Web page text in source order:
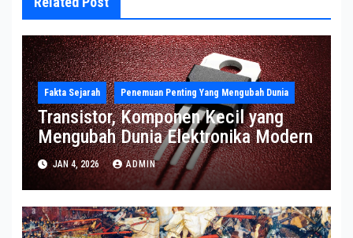
Fakta Sejarah Penemuan Penting Yang Mengubah Dunia
Transistor, Komponen Kecil yang
Mengubah Dunia Elektronika Modern
JAN 4, 2026 ADMIN